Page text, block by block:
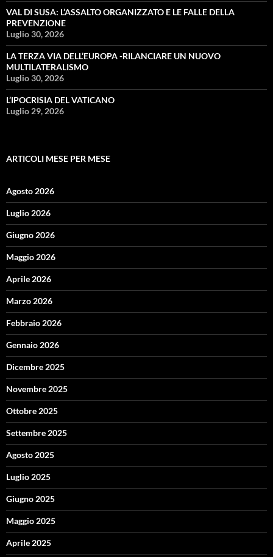
VAL DI SUSA: L’ASSALTO ORGANIZZATO E LE FALLE DELLA
PREVENZIONE
Luglio 30, 2026
LA TERZA VIA DELL’EUROPA -RILANCIARE UN NUOVO
MULTILATERALISMO
Luglio 30, 2026
L’IPOCRISIA DEL VATICANO
Luglio 29, 2026
ARTICOLI MESE PER MESE
Agosto 2026
Luglio 2026
Giugno 2026
Maggio 2026
Aprile 2026
Marzo 2026
Febbraio 2026
Gennaio 2026
Dicembre 2025
Novembre 2025
Ottobre 2025
Settembre 2025
Agosto 2025
Luglio 2025
Giugno 2025
Maggio 2025
Aprile 2025